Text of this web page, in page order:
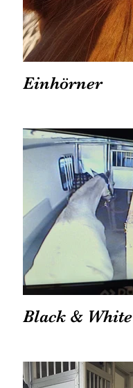
Einhörner
Black & White